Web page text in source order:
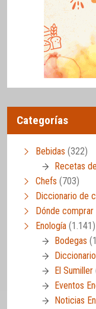
Categorías
Bebidas (322)
Recetas
Chefs (703)
Diccionario de
Dónde comprar
Enología (1.141)
Bodegas
El Sumiller
Eventos
Noticias